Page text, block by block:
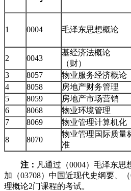
1 0004 毛泽东思想概论
2
0043
基经济法概论
（财）
3
8057 物业服务经济概论
4
8058 房地产财务管理
5
8059 房地产市场营销
6
8068 物业环境管理
7
8069 物业管理计算机化
8
8070
物业管理国际质量
准
注： 凡通过（0004）毛泽东
加（03708）中国近现代史纲要、
理概论2门课程的考试。